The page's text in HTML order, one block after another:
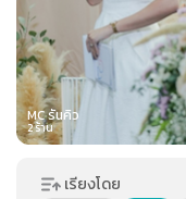
MC รันคิว
2ร้าน
เรียงโดย